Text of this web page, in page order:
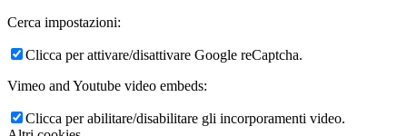
Cerca impostazioni:
Clicca per attivare/disattivare Google reCaptcha.
Vimeo and Youtube video embeds:
Clicca per abilitare/disabilitare gli incorporamenti video.